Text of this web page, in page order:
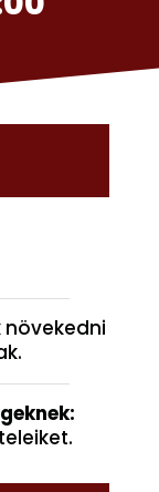
növekedni